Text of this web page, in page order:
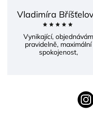
Vladimíra
Vynikající, objednávám
pravidelně, maximální
spokojenost,